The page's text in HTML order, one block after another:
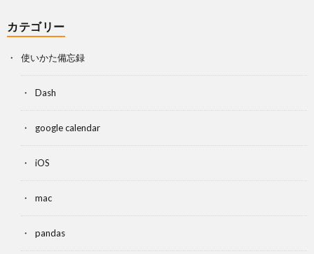
カテゴリー
使いかた備忘録
Dash
google calendar
iOS
mac
pandas